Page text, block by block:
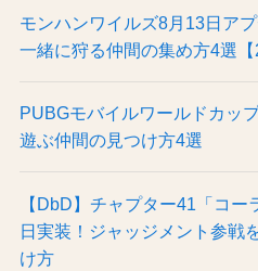
モンハンワイルズ8月13日ア
一緒に狩る仲間の集め方4選【
PUBGモバイルワールドカッ
遊ぶ仲間の見つけ方4選
【DbD】チャプター41「コ
日実装！ジャッジメント参戦
け方